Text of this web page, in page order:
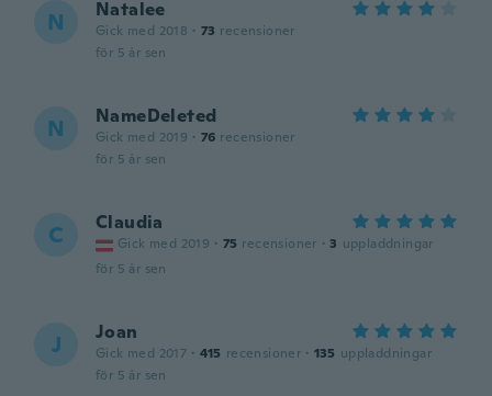
N Natalee
Gick med 2018 · 73 recensioner
för 5 år sen
N NameDeleted
Gick med 2019 · 76 recensioner
för 5 år sen
C Claudia
Gick med 2019 · 75 recensioner · 3 uppladdningar
för 5 år sen
J Joan
Gick med 2017 · 415 recensioner · 135 uppladdningar
för 5 år sen